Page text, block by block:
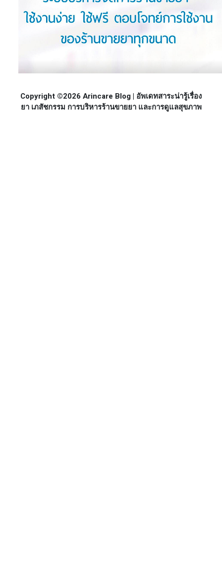
Copyright ©2026 Arincare Blog | อัพเดทสาระน่ารู้เรื่อง
ยา เภสัชกรรม การบริหารร้านขายยา และการดูแลสุขภาพ